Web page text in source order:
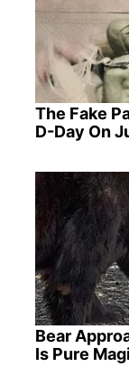
The Fake
D-Day On
Bear
Is Pure